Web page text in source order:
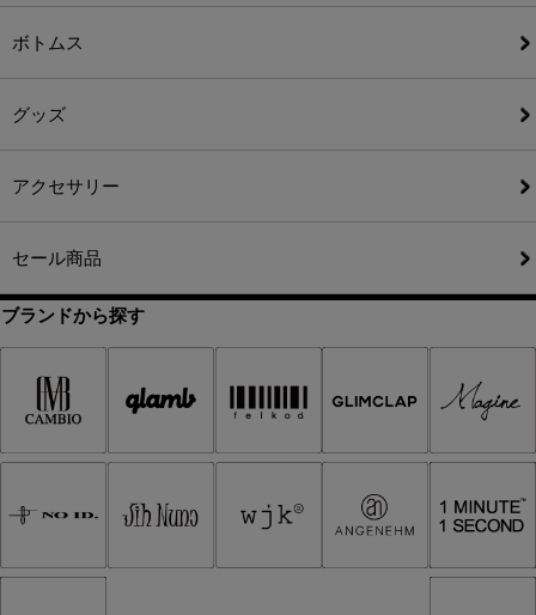
ボトムス
グッズ
アクセサリー
セール商品
ブランドから探す